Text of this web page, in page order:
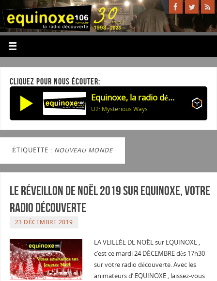
CLIQUEZ POUR NOUS ÉCOUTER:
Equinoxe, la radio découverte
U2: Mysterious Ways
ÉTIQUETTE : NOUVEAU MONDE
Le Réveillon de Noël 2019 sur Equinoxe, Votre
radio découverte
23 DÉCEMBRE 2019
LA VEILLÉE DE NOËL sur EQUINOXE ,
c’est ce mardi 24 DÉCEMBRE dès 17h30
sur votre radio découverte. Avec les
animateurs d’ EQUINOXE , laissez-vous